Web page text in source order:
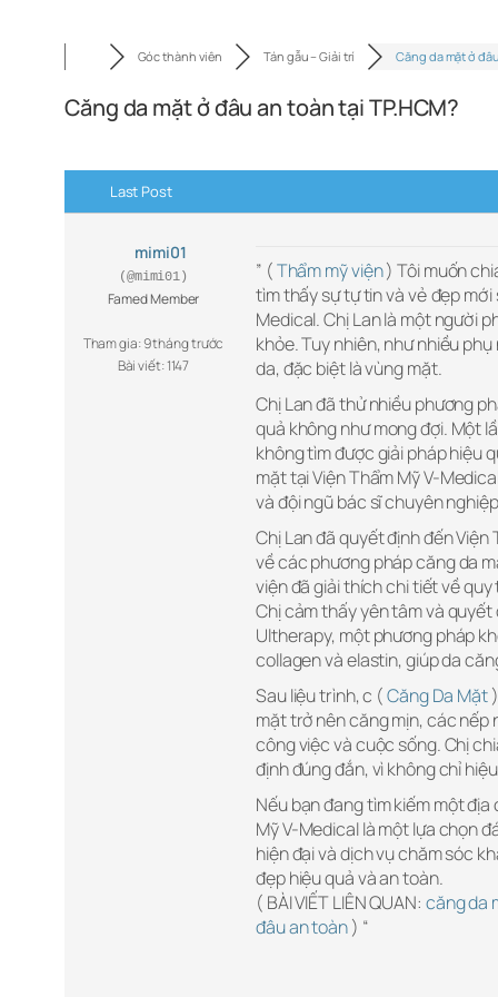
Góc thành viên Tán gẫu – Giải trí Căng da mặt ở đâu
Căng da mặt ở đâu an toàn tại TP.HCM?
Last Post
mimi01
(@mimi01)
Famed Member
Tham gia: 9 tháng trước
Bài viết: 1147
” (Thẩm mỹ viện) Tôi muốn
tìm thấy sự tự tin và vẻ đẹp
Medical. Chị Lan là một người
khỏe. Tuy nhiên, như nhiều
da, đặc biệt là vùng mặt.
Chị Lan đã thử nhiều phương
quả không như mong đợi. Một
không tìm được giải pháp hiệu
mặt tại Viện Thẩm Mỹ V-
và đội ngũ bác sĩ chuyên
Chị Lan đã quyết định đến
về các phương pháp căng da
viện đã giải thích chi tiết về
Chị cảm thấy yên tâm và
Ultherapy, một phương pháp
collagen và elastin, giúp da
Sau liệu trình, c (Căng Da Mặt)
mặt trở nên căng mịn, các nếp
công việc và cuộc sống. Chị
định đúng đắn, vì không chỉ
Nếu bạn đang tìm kiếm một
Mỹ V-Medical là một lựa chọn
hiện đại và dịch vụ chăm sóc
đẹp hiệu quả và an toàn.
( BÀI VIẾT LIÊN QUAN: căng da
đâu an toàn) “